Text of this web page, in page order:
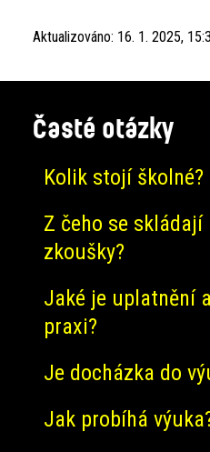
Aktualizováno: 16. 1. 2025,
Časté otázky
Kolik stojí školné?
Z čeho se
zkoušky?
Jaké je uplatnění
praxi?
Je docházka do
Jak probíhá